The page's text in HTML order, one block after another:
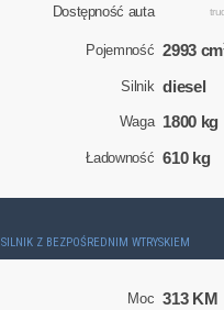
Dostępność auta
Pojemność 2993 cm
Silnik diesel
Waga 1800 kg
Ładowność 610 kg
SILNIK Z BEZPOŚREDNIM WTRYSKIEM
Moc 313 KM